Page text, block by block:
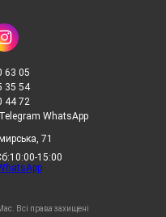
63 05
35 54
44 72
WhatsApp
71
15:00
Всі права захищені